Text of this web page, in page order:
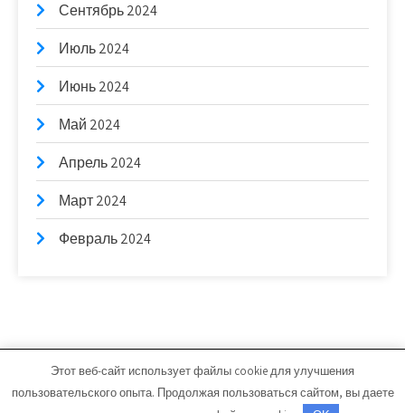
Сентябрь 2024
Июль 2024
Июнь 2024
Май 2024
Апрель 2024
Март 2024
Февраль 2024
bb-stroim.ru - Работает на WordPress
Тема от Grace Themes
Этот веб-сайт использует файлы cookie для улучшения
пользовательского опыта. Продолжая пользоваться сайтом, вы даете